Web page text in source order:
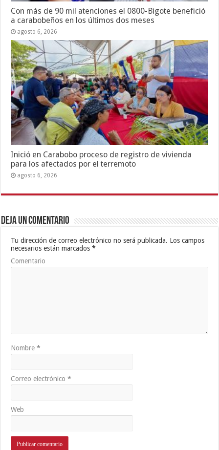
Con más de 90 mil atenciones el 0800-Bigote benefició
a carabobeños en los últimos dos meses
agosto 6, 2026
Inició en Carabobo proceso de registro de vivienda
para los afectados por el terremoto
agosto 6, 2026
Deja un comentario
Tu dirección de correo electrónico no será publicada. Los campos
necesarios están marcados*
Comentario
Nombre*
Correo electrónico*
Web